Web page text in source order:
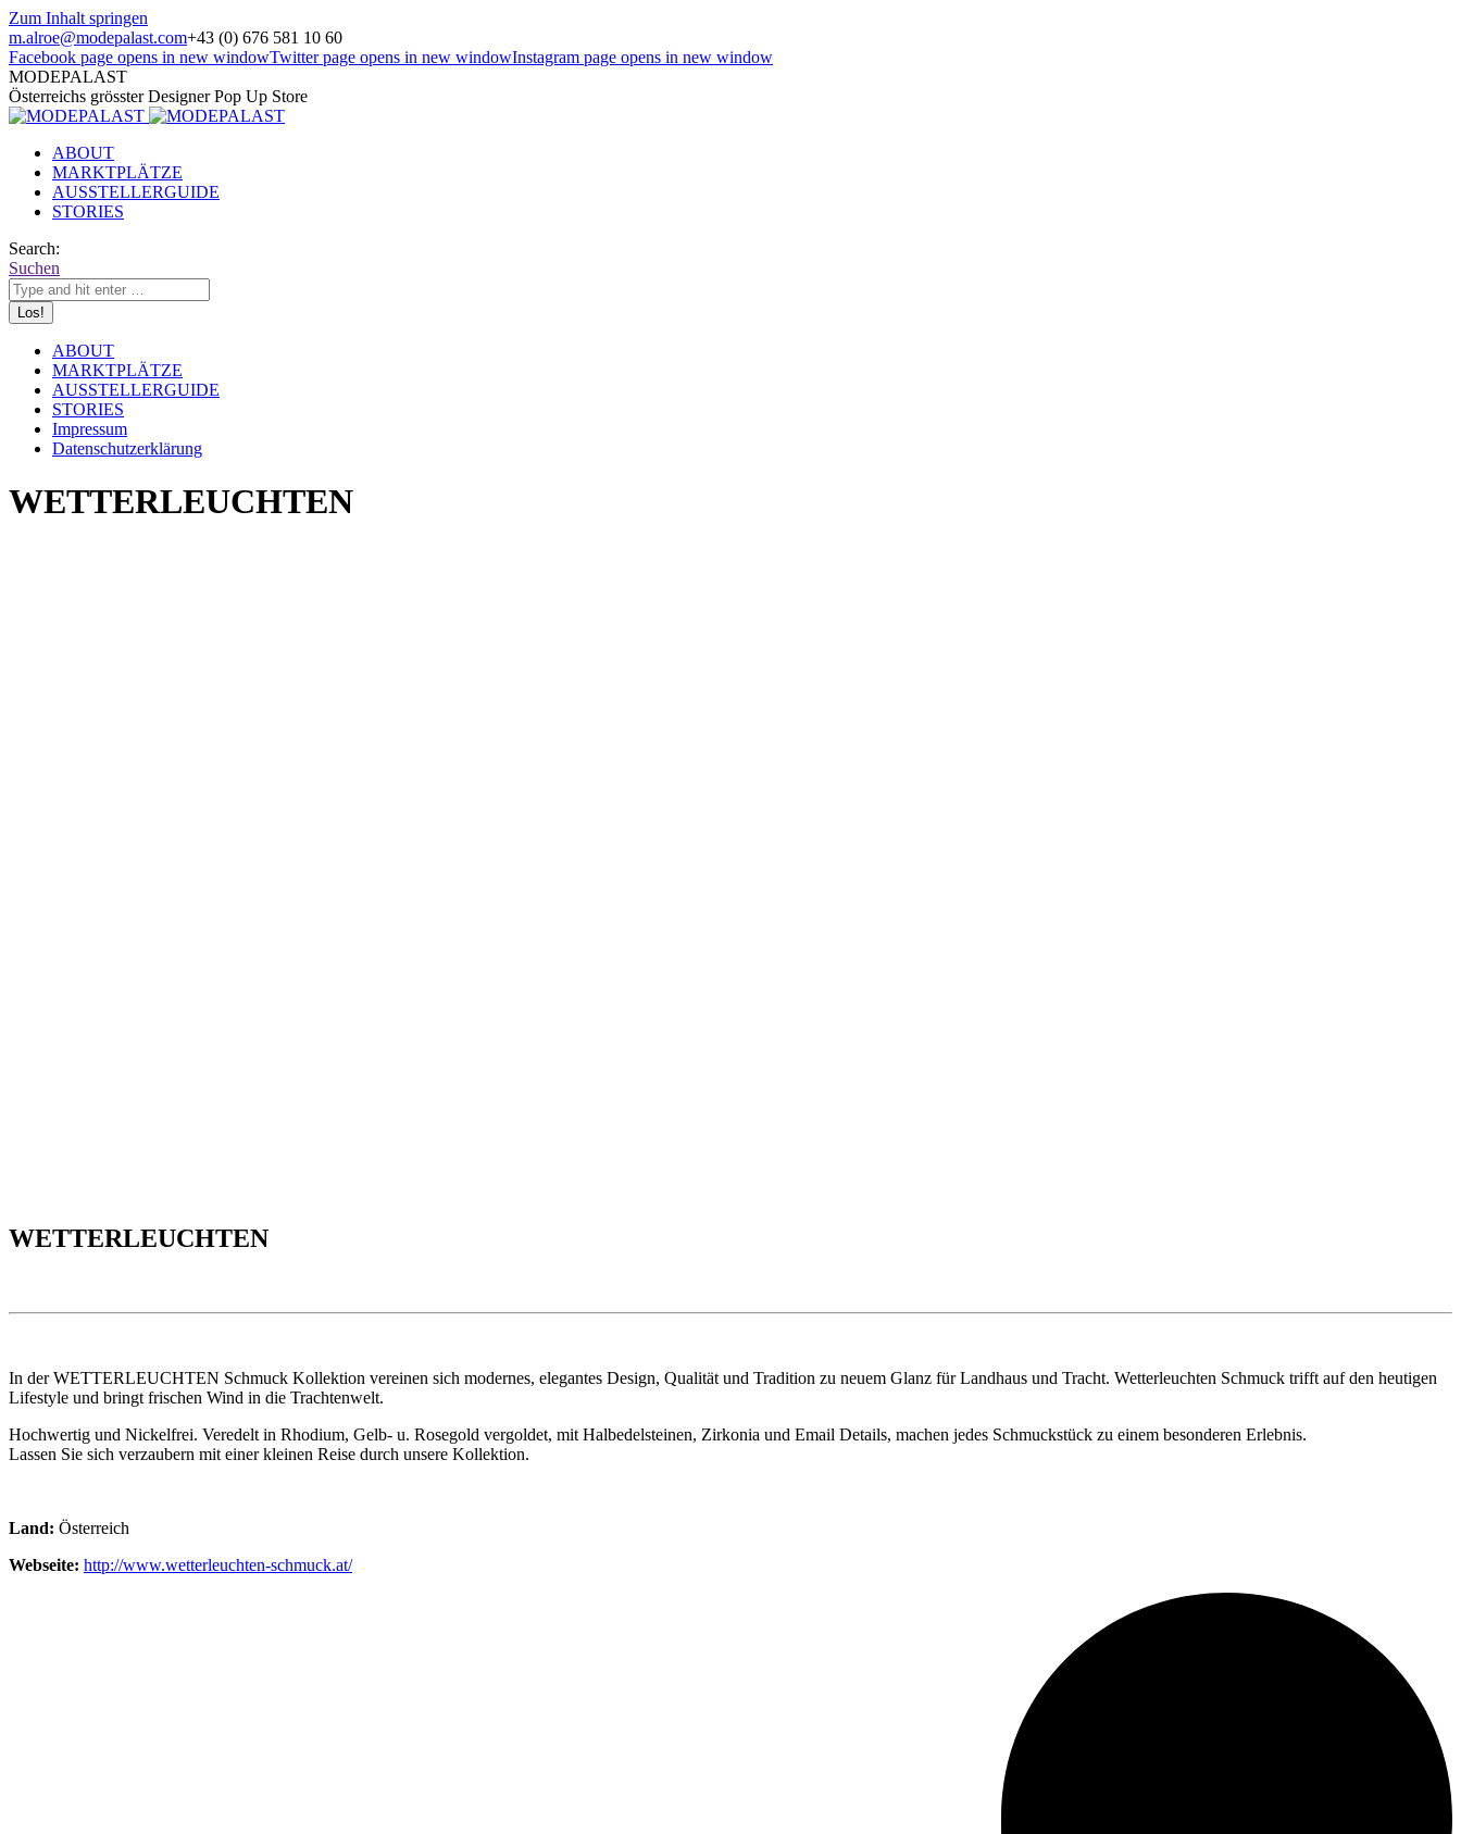
Zum Inhalt springen
m.alroe@modepalast.com+43 (0) 676 581 10 60
Facebook page opens in new windowTwitter page opens in new windowInstagram page opens in new window
MODEPALAST
Österreichs grösster Designer Pop Up Store
ABOUT
MARKTPLÄTZE
AUSSTELLERGUIDE
STORIES
Search:
Suchen
ABOUT
MARKTPLÄTZE
AUSSTELLERGUIDE
STORIES
Impressum
Datenschutzerklärung
WETTERLEUCHTEN
WETTERLEUCHTEN
In der WETTERLEUCHTEN Schmuck Kollektion vereinen sich modernes, elegantes Design, Qualität und Tradition zu neuem Glanz für Landhaus und Tracht. Wetterleuchten Schmuck trifft auf den heutigen
Lifestyle und bringt frischen Wind in die Trachtenwelt.
Hochwertig und Nickelfrei. Veredelt in Rhodium, Gelb- u. Rosegold vergoldet, mit Halbedelsteinen, Zirkonia und Email Details, machen jedes Schmuckstück zu einem besonderen Erlebnis.
Lassen Sie sich verzaubern mit einer kleinen Reise durch unsere Kollektion.
Land: Österreich
Webseite: http://www.wetterleuchten-schmuck.at/